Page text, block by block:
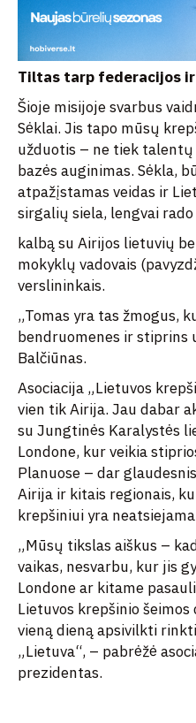
Tiltas tarp federacijos
Šioje misijoje svarbus
Sėklai. Jis tapo mūsų
užduotis – ne tiek
bazės auginimas. Sėkla,
atpažįstamas veidas ir
sirgalių siela, lengvai rado
kalbą su Airijos lietuvių
mokyklų vadovais
verslininkais.
„Tomas yra tas žmogus,
bendruomenes ir stiprins
Balčiūnas.
Asociacija „Lietuvos
vien tik Airija. Jau dabar
su Jungtinės Karalystės
Londone, kur veikia
Planuose – dar
Airija ir kitais regionais,
krepšiniui yra
„Mūsų tikslas aiškus –
vaikas, nesvarbu, kur jis
Londone ar kitame
Lietuvos krepšinio
vieną dieną apsivilkti
„Lietuva“, – pabrėžė
prezidentas.